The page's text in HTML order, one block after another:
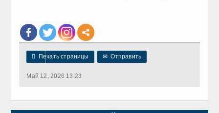
 Печать страницы ✉ Отправить
Май 12, 2026 13:23